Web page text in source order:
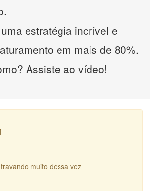
estratégia incrível e
em mais de 80%.
Assiste ao vídeo!
muito dessa vez